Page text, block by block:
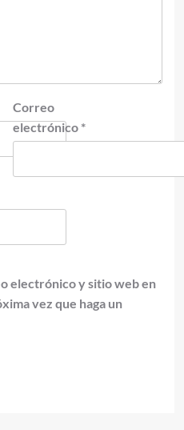
Correo
electrónico *
electrónico y sitio web en
vez que haga un